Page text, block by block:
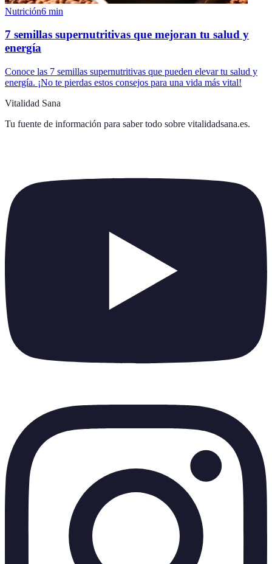
Nutrición6 min
7 semillas supernutritivas que mejoran tu salud y
energía
Conoce las 7 semillas supernutritivas que pueden elevar tu salud y
energía. ¡No te pierdas estos consejos para una vida más vital!
Vitalidad Sana
Tu fuente de información para saber todo sobre vitalidadsana.es.